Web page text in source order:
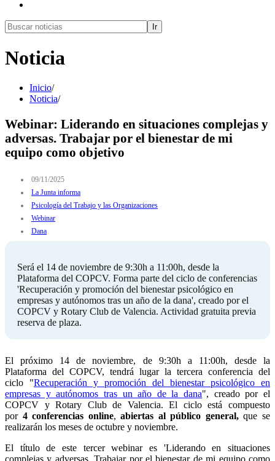
Ir
Noticia
Inicio/
Noticia/
Webinar: Liderando en situaciones complejas y
adversas. Trabajar por el bienestar de mi
equipo como objetivo
09/11/2025
La Junta informa
Psicología del Trabajo y las Organizaciones
Webinar
Dana
Será el 14 de noviembre de 9:30h a 11:00h, desde la
Plataforma del COPCV. Forma parte del ciclo de conferencias
'Recuperación y promoción del bienestar psicológico en
empresas y autónomos tras un año de la dana', creado por el
COPCV y Rotary Club de Valencia. Actividad gratuita previa
reserva de plaza.
El próximo 14 de noviembre, de 9:30h a 11:00h, desde la
Plataforma del COPCV, tendrá lugar la tercera conferencia del
ciclo "Recuperación y promoción del bienestar psicológico en
empresas y autónomos tras un año de la dana", creado por el
COPCV y Rotary Club de Valencia. El ciclo está compuesto
por 4 conferencias online,abiertas al público general,que se
realizarán los meses de octubre y noviembre.
El título de este tercer webinar es 'Liderando en situaciones